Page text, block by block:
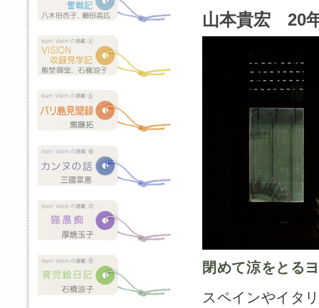
山本貴宏 20
閉めて涼をとる
スペインやイタ